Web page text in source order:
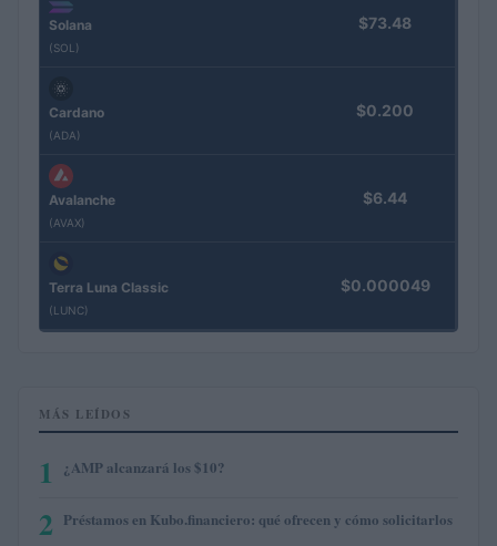
Solana
(SOL)
$73.48
Cardano
(ADA)
$0.200
Avalanche
(AVAX)
$6.44
Terra Luna Classic
(LUNC)
$0.000049
MÁS LEÍDOS
1 ¿AMP alcanzará los $10?
2 Préstamos en Kubo.financiero: qué ofrecen y cómo solicitarlos